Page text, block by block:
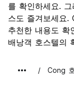
를 확인하세요.
스도 즐겨보세요.
추천한 내용도
배낭객 호스텔의
Cong